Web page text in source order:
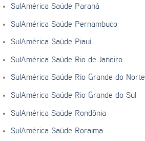
SulAmérica Saúde Paraná
SulAmérica Saúde Pernambuco
SulAmérica Saúde Piauí
SulAmérica Saúde Rio de Janeiro
SulAmérica Saúde Rio Grande do Norte
SulAmérica Saúde Rio Grande do Sul
SulAmérica Saúde Rondônia
SulAmérica Saúde Roraima